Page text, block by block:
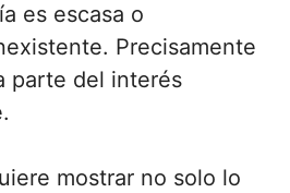
es escasa o
Precisamente
parte del interés
mostrar no solo lo